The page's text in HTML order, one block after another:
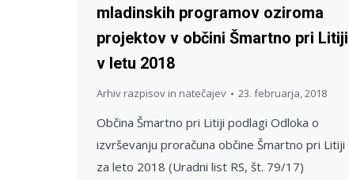
mladinskih programov oziroma
projektov v občini Šmartno pri Litiji
v letu 2018
Arhiv razpisov in natečajev 23. februarja, 2018
Občina Šmartno pri Litiji podlagi Odloka o
izvrševanju proračuna občine Šmartno pri Litiji
za leto 2018 (Uradni list RS, št. 79/17)